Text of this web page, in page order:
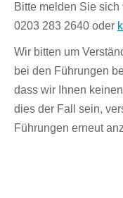
Bitte melden Sie sich
0203 283 2640 oder
Wir bitten um
bei den Führungen
dass wir Ihnen
dies der Fall sein,
Führungen erneut